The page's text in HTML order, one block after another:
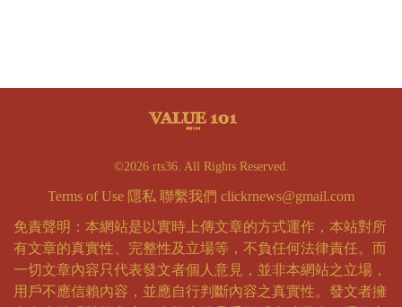
©2026 rts36. All Rights Reserved.
Terms of Use 隱私 聯繫我們 clickrnews@gmail.com
免責聲明：本網站是以實時上傳文章的方式運作，本站對所
有文章的真實性、完整性及立場等，不負任何法律責任。而
一切文章內容只代表發文者個人意見，並非本網站之立場，
用戶不應信賴內容，並應自行判斷內容之真實性。發文者擁